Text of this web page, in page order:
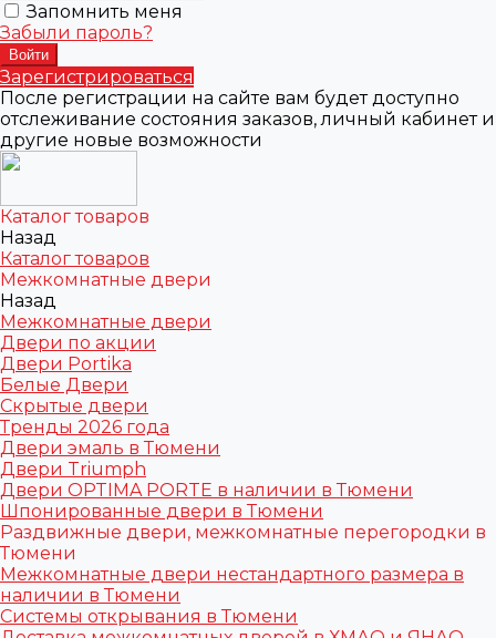
Запомнить меня
Забыли пароль?
Зарегистрироваться
После регистрации на сайте вам будет доступно
отслеживание состояния заказов, личный кабинет и
другие новые возможности
Каталог товаров
Назад
Каталог товаров
Межкомнатные двери
Назад
Межкомнатные двери
Двери по акции
Двери Portika
Белые Двери
Скрытые двери
Тренды 2026 года
Двери эмаль в Тюмени
Двери Triumph
Двери OPTIMA PORTE в наличии в Тюмени
Шпонированные двери в Тюмени
Раздвижные двери, межкомнатные перегородки в
Тюмени
Межкомнатные двери нестандартного размера в
наличии в Тюмени
Системы открывания в Тюмени